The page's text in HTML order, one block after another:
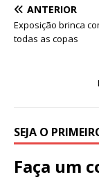
p o
k
ANTERIOR
Exposição brinca
todas as copas
SEJA O
Faça um